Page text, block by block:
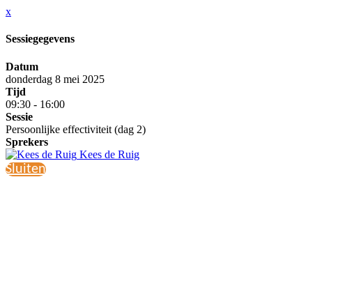
x
Sessiegegevens
Datum
donderdag 8 mei 2025
Tijd
09:30 - 16:00
Sessie
Persoonlijke effectiviteit (dag 2)
Sprekers
Kees de Ruig
Sluiten